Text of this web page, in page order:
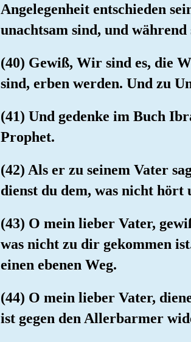
Angelegenheit entschieden
unachtsam sind, und
(40) Gewiß, Wir sind es, die
sind, erben werden. Und zu
(41) Und gedenke im Buch
Prophet.
(42) Als er zu seinem Vater
dienst du dem, was nicht
(43) O mein lieber Vater,
was nicht zu dir gekommen
einen ebenen Weg.
(44) O mein lieber Vater,
ist gegen den Allerbarmer